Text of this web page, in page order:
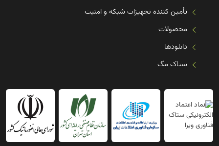
تأمین کننده تجهیزات شبکه و امنیت
محصولات
دانلودها
ستاک مگ